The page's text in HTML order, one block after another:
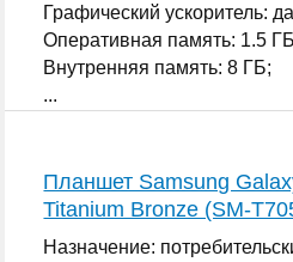
Графический ускоритель:
Оперативная память: 1.5
Внутренняя память: 8 ГБ;
...
Планшет Samsung
Titanium Bronze (SM-
Назначение: